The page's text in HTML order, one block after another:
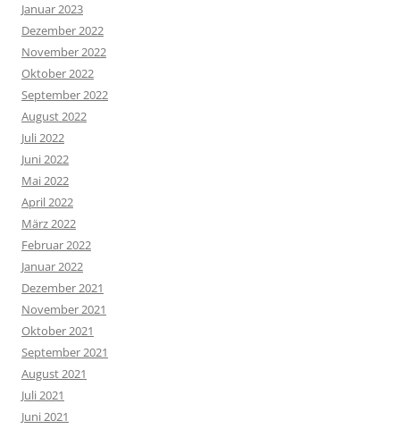
Januar 2023
Dezember 2022
November 2022
Oktober 2022
September 2022
August 2022
Juli 2022
Juni 2022
Mai 2022
April 2022
März 2022
Februar 2022
Januar 2022
Dezember 2021
November 2021
Oktober 2021
September 2021
August 2021
Juli 2021
Juni 2021